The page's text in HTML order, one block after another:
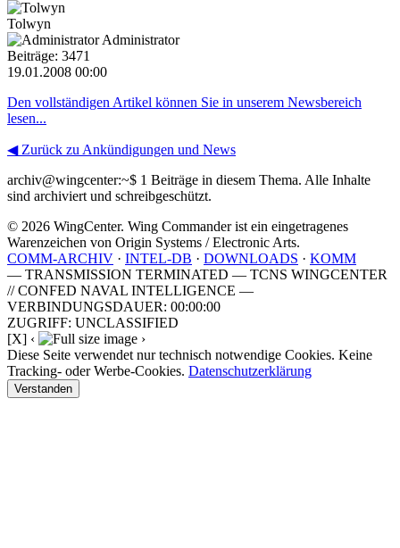
Tolwyn
Administrator
Beiträge: 3471
19.01.2008 00:00
Den vollständigen Artikel können Sie in unserem Newsbereich
lesen...
◀ Zurück zu Ankündigungen und News
archiv@wingcenter:~$ 1 Beiträge in diesem Thema. Alle Inhalte
sind archiviert und schreibgeschützt.
© 2026 WingCenter. Wing Commander ist ein eingetragenes
Warenzeichen von Origin Systems / Electronic Arts.
COMM-ARCHIV · INTEL-DB · DOWNLOADS · KOMM
— TRANSMISSION TERMINATED — TCNS WINGCENTER
// CONFED NAVAL INTELLIGENCE —
VERBINDUNGSDAUER: 00:00:00
ZUGRIFF: UNCLASSIFIED
[X] ‹
›
Diese Seite verwendet nur technisch notwendige Cookies. Keine
Tracking- oder Werbe-Cookies. Datenschutzerklärung
Verstanden